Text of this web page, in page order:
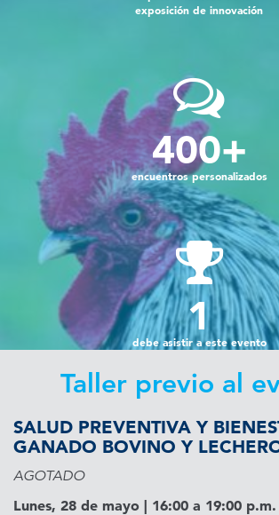
exposición de innovación
400+
encuentros personalizados
1
debe asistir a este evento
Taller previo al
SALUD PREVENTIVA Y
GANADO BOVINO Y
AGOTADO
Lunes, 28 de mayo | 16:00 a 19:00 p.m.